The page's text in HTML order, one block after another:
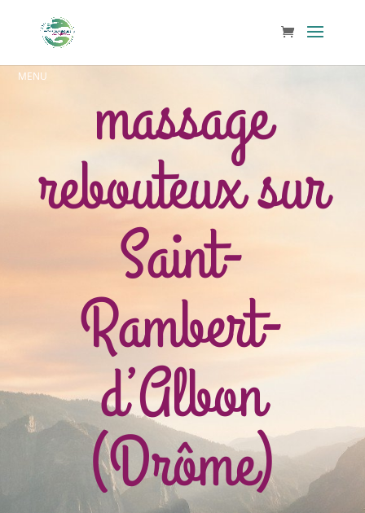
massage
rebouteux sur
Saint-
Rambert-
d’Albon
(Drôme)